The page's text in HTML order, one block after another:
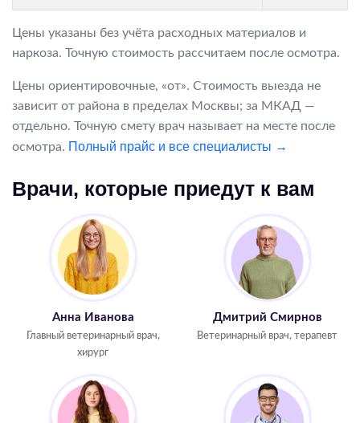
Цены указаны без учёта расходных материалов и
наркоза. Точную стоимость рассчитаем после осмотра.
Цены ориентировочные, «от». Стоимость выезда не
зависит от района в пределах Москвы; за МКАД —
отдельно. Точную смету врач называет на месте после
осмотра. Полный прайс и все специалисты →
Врачи, которые приедут к вам
Анна Иванова
Главный ветеринарный врач,
хирург
Дмитрий Смирнов
Ветеринарный врач, терапевт